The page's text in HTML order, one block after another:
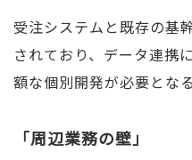
受注システムと既存の基
されており、データ連携
額な個別開発が必要とな
「周辺業務の壁」